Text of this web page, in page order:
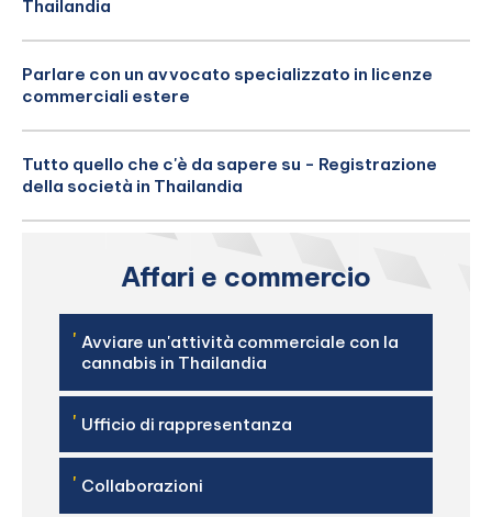
Thailandia
Parlare con un avvocato specializzato in licenze
commerciali estere
Tutto quello che c'è da sapere su - Registrazione
della società in Thailandia
Affari e commercio
' Avviare un'attività commerciale con la
cannabis in Thailandia
' Ufficio di rappresentanza
' Collaborazioni